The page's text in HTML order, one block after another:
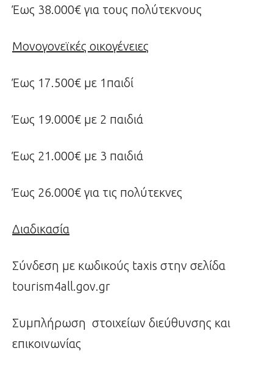
Έως 38.000€ για τους πολύτεκνους
Μονογονεϊκές οικογένειες
Έως 17.500€ με 1παιδί
Έως 19.000€ με 2 παιδιά
Έως 21.000€ με 3 παιδιά
Έως 26.000€ για τις πολύτεκνες
Διαδικασία
Σύνδεση με κωδικούς taxis στην σελίδα
tourism4all.gov.gr
Συμπλήρωση στοιχείων διεύθυνσης και
επικοινωνίας